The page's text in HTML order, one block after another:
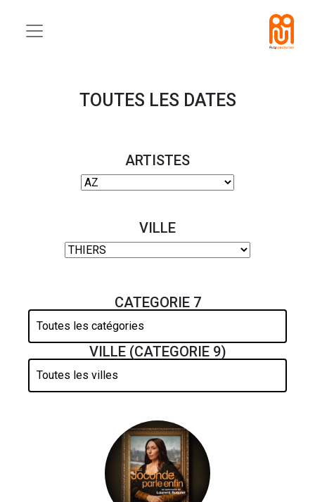
TOUTES LES DATES
ARTISTES
VILLE
CATEGORIE 7
VILLE (CATEGORIE 9)